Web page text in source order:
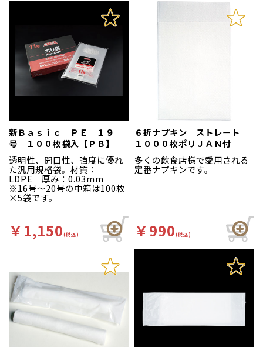
新Ｂａｓｉｃ ＰＥ １９
号 １００枚袋入【ＰＢ】
透明性、開口性、強度に優れ
た汎用規格袋。材質：
LDPE 厚み：0.03mm
※16号～20号の中箱は100枚
×5袋です。
￥1,150(税込)
６折ナプキン ストレート
１０００枚ポリＪＡＮ付
多くの飲食店様で愛用される
定番ナプキンです。
￥990(税込)